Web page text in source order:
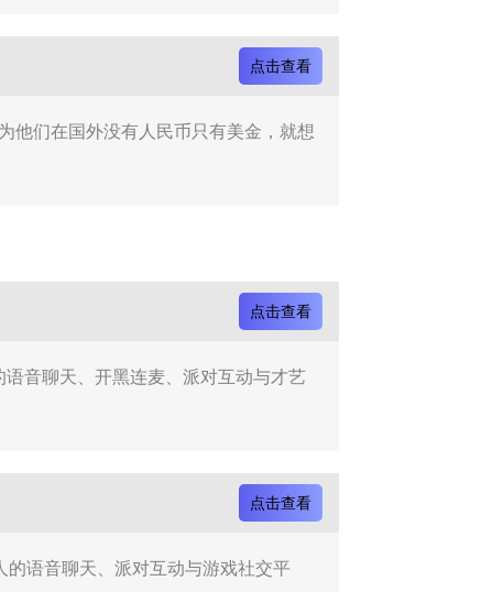
点击查看
他们在国外没有人民币只有美金，就想
点击查看
音聊天、开黑连麦、派对互动与才艺
点击查看
语音聊天、派对互动与游戏社交平